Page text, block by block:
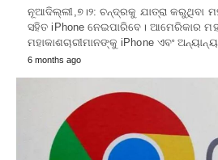
ନୂଆଦିଲ୍ଲୀ,୭।୨: ଚନ୍ଦ୍ରକୁ ଯାତ୍ରା କରୁଥିବା
ସହିତ iPhone ନେଇପାରିବେ। ଆମେରିକାର
ମହାକାଶଚାରୀମାନଙ୍କୁ iPhone ଏବଂ
6 months ago